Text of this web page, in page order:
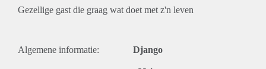
Gezellige gast die graag wat doet met z'n leven
Algemene informatie: Django